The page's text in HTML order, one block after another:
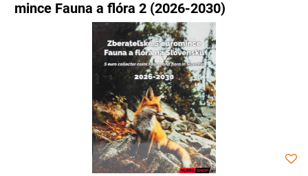
mince Fauna a flóra 2 (2026-2030)